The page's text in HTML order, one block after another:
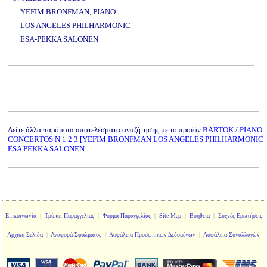
YEFIM BRONFMAN, PIANO
LOS ANGELES PHILHARMONIC
ESA-PEKKA SALONEN
Δείτε άλλα παρόμοια αποτελέσματα αναζήτησης με το προϊόν BARTOK / PIANO
CONCERTOS N 1 2 3 [YEFIM BRONFMAN LOS ANGELES PHILHARMONIC
ESA PEKKA SALONEN
Επικοινωνία| Τρόποι Παραγγελίας| Φόρμα Παραγγελίας| Site Map| Βοήθεια| Συχνές Ερωτήσεις
Αρχική Σελίδα | Αναφορά Σφάλματος | Ασφάλεια Προσωπικών Δεδομένων | Ασφάλεια Συναλλαγών